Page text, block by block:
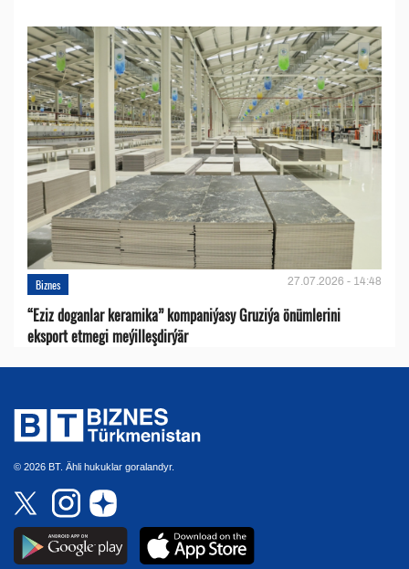
Biznes 27.07.2026 - 14:48
“Eziz doganlar keramika” kompaniýasy Gruziýa önümlerini
eksport etmegi meýilleşdirýär
© 2026 BT. Ähli hukuklar goralandyr.